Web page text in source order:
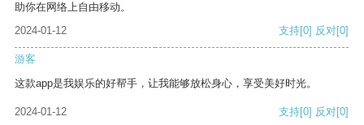
助你在网络上自由移动。
2024-01-12
支持[0] 反对[0]
游客
这款app是我娱乐的好帮手，让我能够放松身心，享受美好时光。
2024-01-12 支持[0] 反对[0]